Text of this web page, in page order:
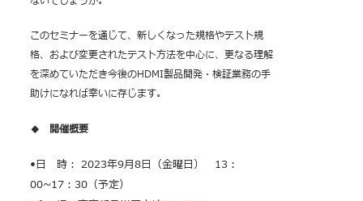
このセミナーを通じて、新しくなった規格やテスト規
格、および変更されたテスト方法を中心に、更なる理解
を深めていただき今後のHDMI製品開発・検証業務の手
助けになれば幸いに存じます。
◆ 開催概要
•日 時： 2023年9月8日（金曜日） 13：
00~17：30（予定）